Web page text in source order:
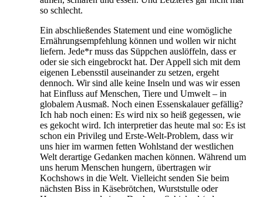
so schlecht.
Ein abschließendes Statement und eine womögliche
Ernährungsempfehlung können und wollen wir nicht
liefern. Jede*r muss das Süppchen auslöffeln, dass er
oder sie sich eingebrockt hat. Der Appell sich mit dem
eigenen Lebensstil auseinander zu setzen, ergeht
dennoch. Wir sind alle keine Inseln und was wir essen
hat Einfluss auf Menschen, Tiere und Umwelt – in
globalem Ausmaß. Noch einen Essenskalauer gefällig?
Ich hab noch einen: Es wird nix so heiß gegessen, wie
es gekocht wird. Ich interpretier das heute mal so: Es ist
schon ein Privileg und Erste-Welt-Problem, dass wir
uns hier im warmen fetten Wohlstand der westlichen
Welt derartige Gedanken machen können. Während um
uns herum Menschen hungern, übertragen wir
Kochshows in die Welt. Vielleicht senden Sie beim
nächsten Biss in Käsebrötchen, Wurststulle oder